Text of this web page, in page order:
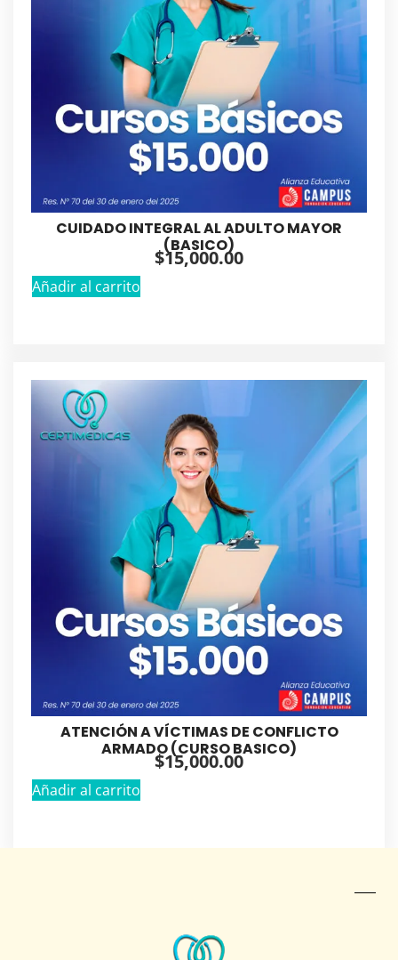
CUIDADO INTEGRAL AL ADULTO MAYOR
(BASICO)
$15,000.00
Añadir al carrito
ATENCIÓN A VÍCTIMAS DE CONFLICTO
ARMADO (CURSO BASICO)
$15,000.00
Añadir al carrito